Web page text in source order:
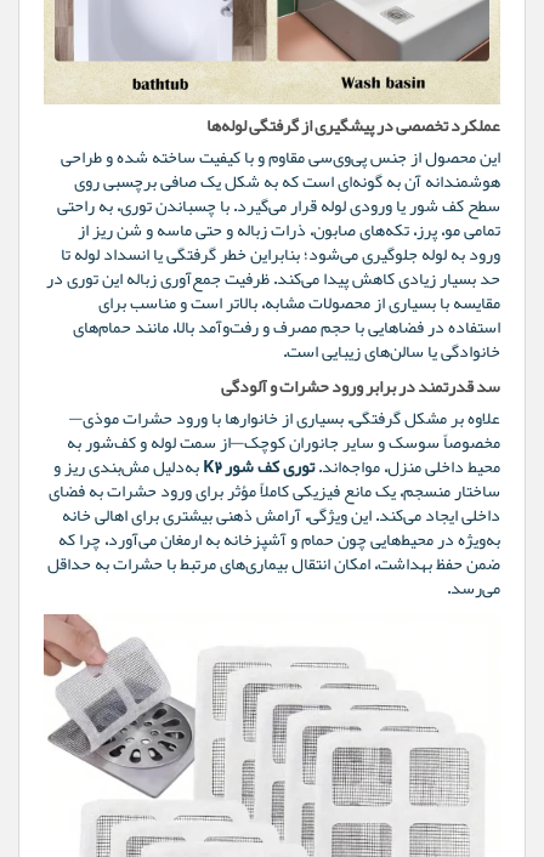
عملکرد تخصصی در پیشگیری از گرفتگی لوله‌ها
این محصول از جنس پی‌وی‌سی مقاوم و با کیفیت ساخته شده و طراحی
هوشمندانه آن به گونه‌ای است که به شکل یک صافی برچسبی روی
سطح کف شور یا ورودی لوله قرار می‌گیرد. با چسباندن توری، به راحتی
تمامی مو، پرز، تکه‌های صابون، ذرات زباله و حتی ماسه و شن ریز از
ورود به لوله جلوگیری می‌شود؛ بنابراین خطر گرفتگی یا انسداد لوله تا
حد بسیار زیادی کاهش پیدا می‌کند. ظرفیت جمع‌آوری زباله این توری در
مقایسه با بسیاری از محصولات مشابه، بالاتر است و مناسب برای
استفاده در فضاهایی با حجم مصرف و رفت‌وآمد بالا، مانند حمام‌های
خانوادگی یا سالن‌های زیبایی است.
سد قدرتمند در برابر ورود حشرات و آلودگی
علاوه بر مشکل گرفتگی، بسیاری از خانوارها با ورود حشرات موذی—
مخصوصاً سوسک و سایر جانوران کوچک—از سمت لوله و کف‌شور به
محیط داخلی منزل، مواجه‌اند.توری کف شور K2
به‌دلیل مش‌بندی ریز و
ساختار منسجم، یک مانع فیزیکی کاملاً مؤثر برای ورود حشرات به فضای
داخلی ایجاد می‌کند. این ویژگی، آرامش ذهنی بیشتری برای اهالی خانه
به‌ویژه در محیط‌هایی چون حمام و آشپزخانه به ارمغان می‌آورد، چرا که
ضمن حفظ بهداشت، امکان انتقال بیماری‌های مرتبط با حشرات به ​حداقل
می‌رسد.